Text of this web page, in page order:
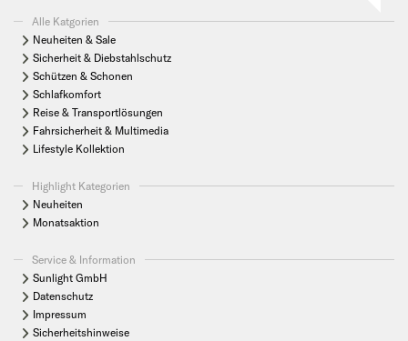
Alle Katgorien
Neuheiten & Sale
Sicherheit & Diebstahlschutz
Schützen & Schonen
Schlafkomfort
Reise & Transportlösungen
Fahrsicherheit & Multimedia
Lifestyle Kollektion
Highlight Kategorien
Neuheiten
Monatsaktion
Service & Information
Sunlight GmbH
Datenschutz
Impressum
Sicherheitshinweise